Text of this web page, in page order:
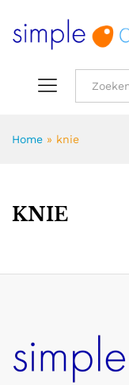
Home » knie
KNIE